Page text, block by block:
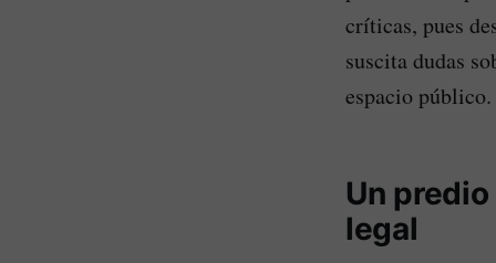
críticas, pues
suscita dudas
espacio público.
Un
legal